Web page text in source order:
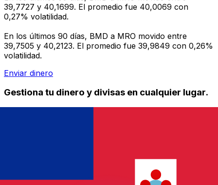
39,7727 y 40,1699. El promedio fue 40,0069 con
0,27% volatilidad.
En los últimos 90 días, BMD a MRO movido entre
39,7505 y 40,2123. El promedio fue 39,9849 con 0,26%
volatilidad.
Enviar dinero
Gestiona tu dinero y divisas en cualquier lugar.